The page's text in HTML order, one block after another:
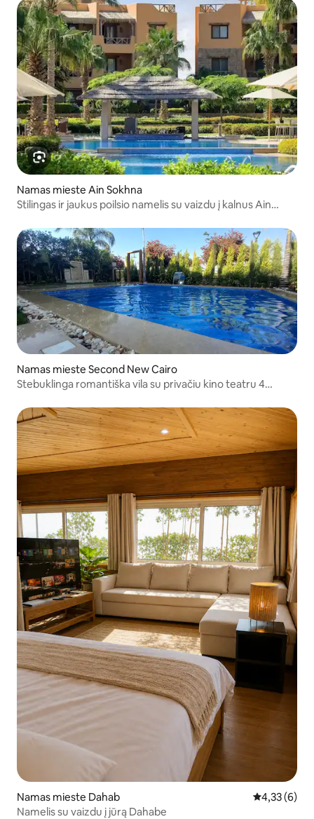
Namas mieste Ain Sokhna
Stilingas ir jaukus poilsio namelis su vaizdu į kalnus Ain
Namas mieste Second New Cairo
Stebuklinga romantiška vila su privačiu kino teatru 4
Namas mieste Dahab Vidutinis
4,33 (6)
Namelis su vaizdu į jūrą Dahabe